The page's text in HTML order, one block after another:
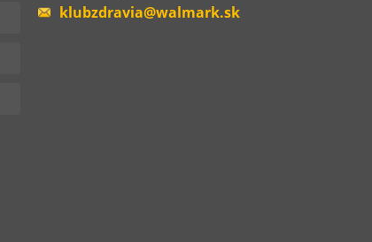
klubzdravia@walmark.sk